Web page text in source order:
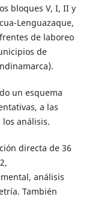
bloques V, I, II y
Lenguazaque,
de laboreo
de
un esquema
a las
análisis.
directa de 36
análisis
También